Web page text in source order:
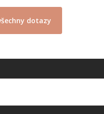
dotazy